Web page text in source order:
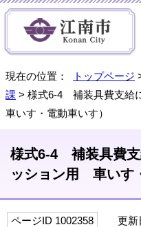
現在の位置： トップページ
課 > 様式6-4 補装具費支給
車いす・電動車いす）
様式6-4 補装具費支
ッション用 車いす
ページID 1002358 更新